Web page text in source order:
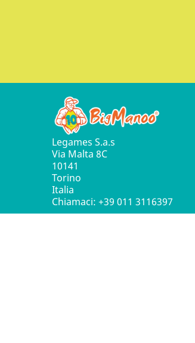
Legames S.a.s
Via Malta 8C
10141
Torino
Italia
Chiamaci: +39 011 3116397